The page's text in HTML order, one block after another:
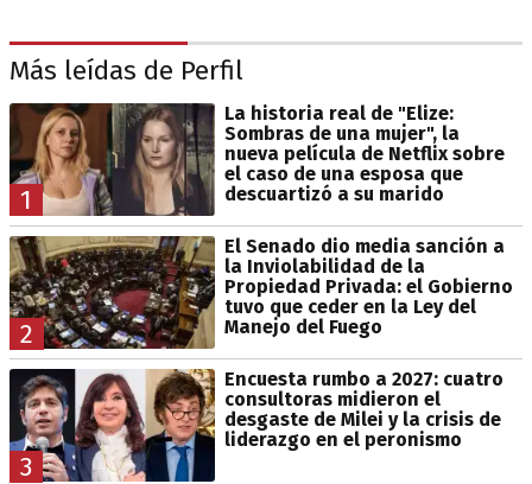
Más leídas de Perfil
1
La historia real de "Elize:
Sombras de una mujer", la
nueva película de Netflix sobre
el caso de una esposa que
descuartizó a su marido
2
El Senado dio media sanción a
la Inviolabilidad de la
Propiedad Privada: el Gobierno
tuvo que ceder en la Ley del
Manejo del Fuego
3
Encuesta rumbo a 2027: cuatro
consultoras midieron el
desgaste de Milei y la crisis de
liderazgo en el peronismo